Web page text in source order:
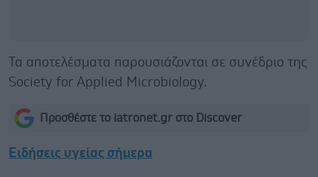
Τα αποτελέσματα παρουσιάζονται σε συνέδριο της
Society for Applied Microbiology.
Προσθέστε το iatronet.gr στο Discover
Ειδήσεις υγείας σήμερα